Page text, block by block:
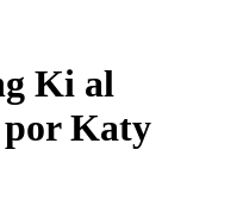
Ki al
por Katy